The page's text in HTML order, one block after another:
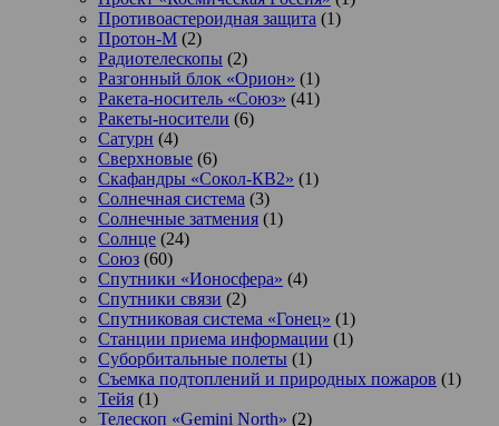
Противоастероидная защита (1)
Протон-М (2)
Радиотелескопы (2)
Разгонный блок «Орион» (1)
Ракета-носитель «Союз» (41)
Ракеты-носители (6)
Сатурн (4)
Сверхновые (6)
Скафандры «Сокол-КВ2» (1)
Солнечная система (3)
Солнечные затмения (1)
Солнце (24)
Союз (60)
Спутники «Ионосфера» (4)
Спутники связи (2)
Спутниковая система «Гонец» (1)
Станции приема информации (1)
Суборбитальные полеты (1)
Съемка подтоплений и природных пожаров (1)
Тейя (1)
Телескоп «Gemini North» (2)